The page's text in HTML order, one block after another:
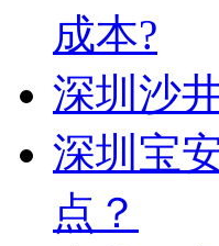
成本?
深圳沙
深圳宝
点？